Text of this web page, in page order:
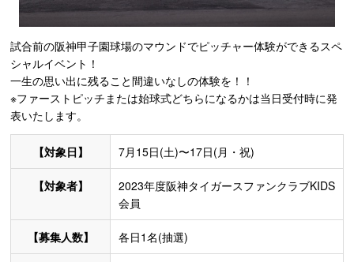
試合前の阪神甲子園球場のマウンドでピッチャー体験ができるスペ
シャルイベント！
一生の思い出に残ること間違いなしの体験を！！
※ファーストピッチまたは始球式どちらになるかは当日受付時に発
表いたします。
【対象日】 7月15日(土)〜17日(月・祝)
【対象者】
2023年度阪神タイガースファンクラブKIDS
会員
【募集人数】 各日1名(抽選)